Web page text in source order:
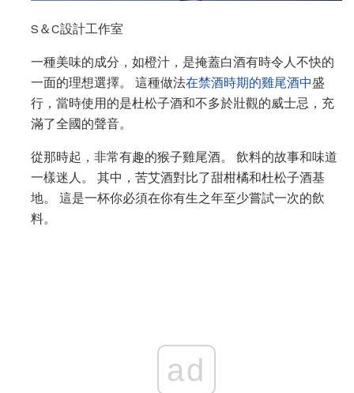
S＆C設計工作室
一種美味的成分，如橙汁，是掩蓋白酒有時令人不快的
一面的理想選擇。 這種做法在禁酒時期的雞尾酒中盛
行，當時使用的是杜松子酒和不多於壯觀的威士忌，充
滿了全國的聲音。
從那時起，非常有趣的猴子雞尾酒。 飲料的故事和味道
一樣迷人。 其中，苦艾酒對比了甜柑橘和杜松子酒基
地。 這是一杯你必須在你有生之年至少嘗試一次的飲
料。
ad